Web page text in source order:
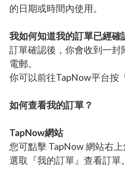
的日期或時間內使用。
我如何知道我的訂單已經確
訂單確認後，你會收到一封
電郵。
你可以前往TapNow平台按
如何查看我的訂單？
TapNow網站
您可點擊 TapNow 網站右
選取『我的訂單』查看訂單。